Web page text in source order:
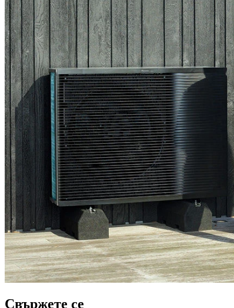
Свържете се